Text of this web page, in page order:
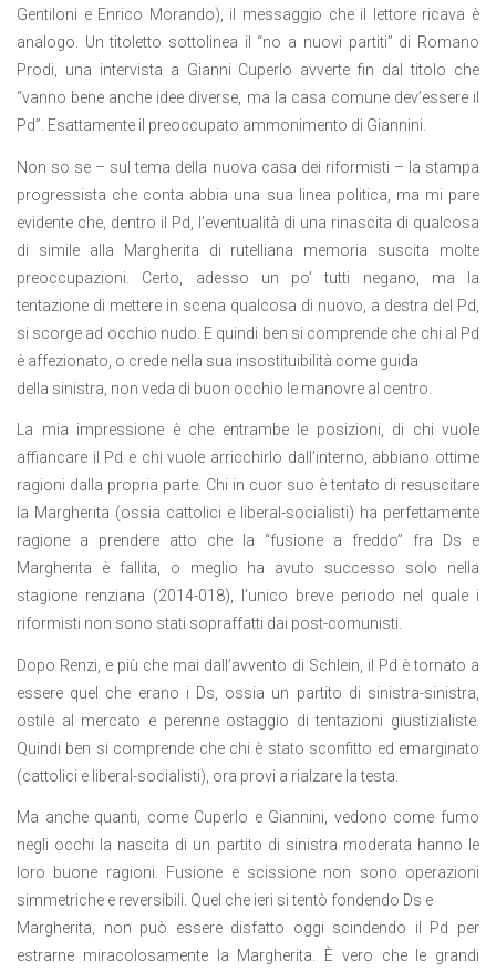
Gentiloni e Enrico Morando), il messaggio che il lettore ricava è
analogo. Un titoletto sottolinea il “no a nuovi partiti” di Romano
Prodi, una intervista a Gianni Cuperlo avverte fin dal titolo che
“vanno bene anche idee diverse, ma la casa comune dev’essere il
Pd”. Esattamente il preoccupato ammonimento di Giannini.
Non so se – sul tema della nuova casa dei riformisti – la stampa
progressista che conta abbia una sua linea politica, ma mi pare
evidente che, dentro il Pd, l’eventualità di una rinascita di qualcosa
di simile alla Margherita di rutelliana memoria suscita molte
preoccupazioni. Certo, adesso un po’ tutti negano, ma la
tentazione di mettere in scena qualcosa di nuovo, a destra del Pd,
si scorge ad occhio nudo. E quindi ben si comprende che chi al Pd
è affezionato, o crede nella sua insostituibilità come guida
della sinistra, non veda di buon occhio le manovre al centro.
La mia impressione è che entrambe le posizioni, di chi vuole
affiancare il Pd e chi vuole arricchirlo dall’interno, abbiano ottime
ragioni dalla propria parte. Chi in cuor suo è tentato di resuscitare
la Margherita (ossia cattolici e liberal-socialisti) ha perfettamente
ragione a prendere atto che la “fusione a freddo” fra Ds e
Margherita è fallita, o meglio ha avuto successo solo nella
stagione renziana (2014-018), l’unico breve periodo nel quale i
riformisti non sono stati sopraffatti dai post-comunisti.
Dopo Renzi, e più che mai dall’avvento di Schlein, il Pd è tornato a
essere quel che erano i Ds, ossia un partito di sinistra-sinistra,
ostile al mercato e perenne ostaggio di tentazioni giustizialiste.
Quindi ben si comprende che chi è stato sconfitto ed emarginato
(cattolici e liberal-socialisti), ora provi a rialzare la testa.
Ma anche quanti, come Cuperlo e Giannini, vedono come fumo
negli occhi la nascita di un partito di sinistra moderata hanno le
loro buone ragioni. Fusione e scissione non sono operazioni
simmetriche e reversibili. Quel che ieri si tentò fondendo Ds e
Margherita, non può essere disfatto oggi scindendo il Pd per
estrarne miracolosamente la Margherita. È vero che le grandi